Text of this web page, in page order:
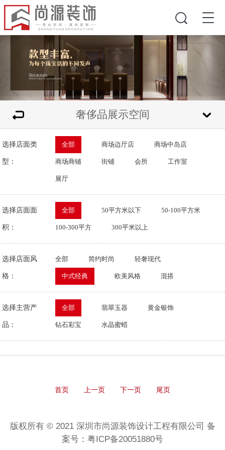
奢侈品展示空间
选择店面类
型：
全部 商场边厅店 商场中岛店
商场商铺 街铺 会所 工作室
展厅
选择店面面
积：
全部 50平方米以下 50-100平方米
100-300平方 300平米以上
选择店面风
格：
全部 简约时尚 轻奢现代
中式经典 欧美风格 混搭
选择主营产
品：
全部 翡翠玉器 黄金银饰
钻石彩宝 水晶蜜蜡
首页 上一页 下一页 尾页
版权所有 © 2021 深圳市尚源装饰设计工程有限公司 备
案号：粤ICP备20051880号